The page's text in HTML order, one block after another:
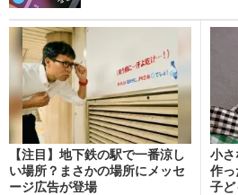
【注目】地下鉄の駅で一番涼し
い場所？まさかの場所にメッセ
ージ広告が登場
小さ
作
子ど